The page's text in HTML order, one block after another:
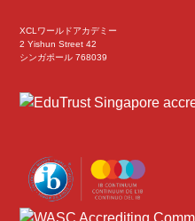
XCLワールドアカデミー
2 Yishun Street 42
シンガポール 768039